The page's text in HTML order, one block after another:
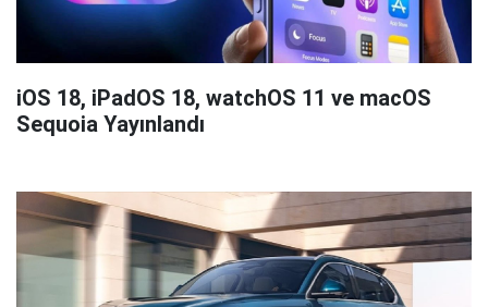
iOS 18, iPadOS 18, watchOS 11 ve macOS
Sequoia Yayınlandı